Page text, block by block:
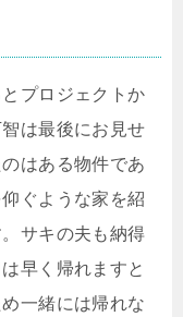
プロジェクトか
は最後にお見せ
はある物件であ
ぐような家を紹
サキの夫も納得
早く帰れますと
一緒には帰れな